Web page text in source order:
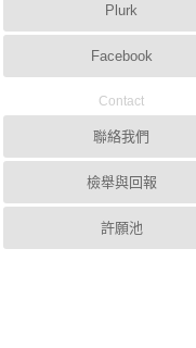
Plurk
Facebook
Contact
聯絡我們
檢舉與回報
許願池